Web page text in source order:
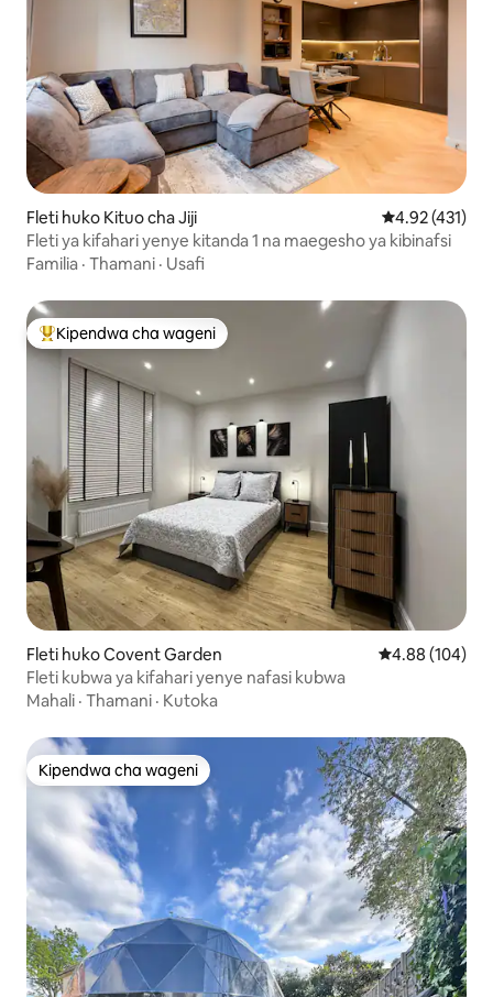
Fleti huko Kituo cha Jiji Ukadiriaji wa
4.92 (431)
Fleti ya kifahari yenye kitanda 1 na maegesho ya kibinafsi
Familia · Thamani · Usafi
Kipendwa maarufu cha wageni
Kipendwa cha wageni
Fleti huko Covent Garden Ukadiriaji wa
4.88 (104)
Fleti kubwa ya kifahari yenye nafasi kubwa
Mahali · Thamani · Kutoka
Kipendwa cha wageni
Kipendwa cha wageni